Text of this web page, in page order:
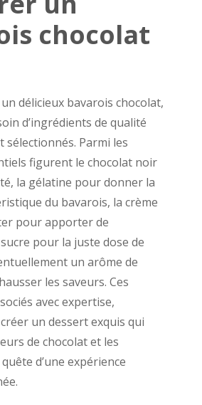
chocolat
délicieux bavarois chocolat,
d’ingrédients de qualité
sélectionnés. Parmi les
figurent le chocolat noir
la gélatine pour donner la
du bavarois, la crème
pour apporter de
pour la juste dose de
un arôme de
les saveurs. Ces
avec expertise,
un dessert exquis qui
de chocolat et les
d’une expérience